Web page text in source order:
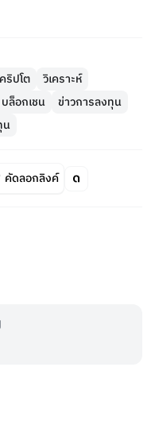
ริปโต
วิเคราะห์
ล็อกเชน
ข่าวการลงทุน
น
คัดลอกลิงค์